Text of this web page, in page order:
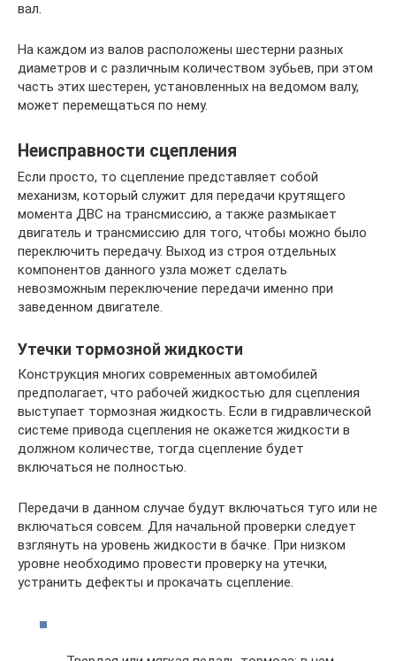
вал.
На каждом из валов расположены шестерни разных
диаметров и с различным количеством зубьев, при этом
часть этих шестерен, установленных на ведомом валу,
может перемещаться по нему.
Неисправности сцепления
Если просто, то сцепление представляет собой
механизм, который служит для передачи крутящего
момента ДВС на трансмиссию, а также размыкает
двигатель и трансмиссию для того, чтобы можно было
переключить передачу. Выход из строя отдельных
компонентов данного узла может сделать
невозможным переключение передачи именно при
заведенном двигателе.
Утечки тормозной жидкости
Конструкция многих современных автомобилей
предполагает, что рабочей жидкостью для сцепления
выступает тормозная жидкость. Если в гидравлической
системе привода сцепления не окажется жидкости в
должном количестве, тогда сцепление будет
включаться не полностью.
Передачи в данном случае будут включаться туго или не
включаться совсем. Для начальной проверки следует
взглянуть на уровень жидкости в бачке. При низком
уровне необходимо провести проверку на утечки,
устранить дефекты и прокачать сцепление.